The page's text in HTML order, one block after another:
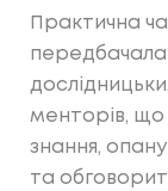
Практична
передбачала
менторів, що
знання,
та